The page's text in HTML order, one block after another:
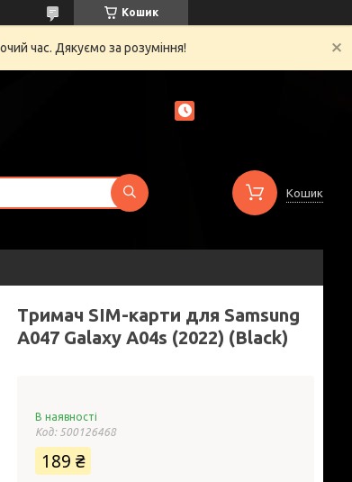
Кошик
час. Дякуємо за розуміння!
Кошик
Тримач SIM-карти для Samsung
A047 Galaxy A04s (2022) (Black)
В наявності
Код: 500126468
189 ₴